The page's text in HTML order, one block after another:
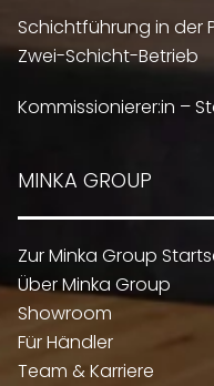
Schichtführung in der
Zwei-Schicht-Betrieb
Kommissionierer:in –
MINKA GROUP
Zur Minka Group
Über Minka Group
Showroom
Für Händler
Team & Karriere